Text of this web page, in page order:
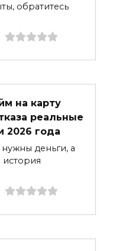
обратитесь
на карту
реальные
2026 года
деньги, а
история